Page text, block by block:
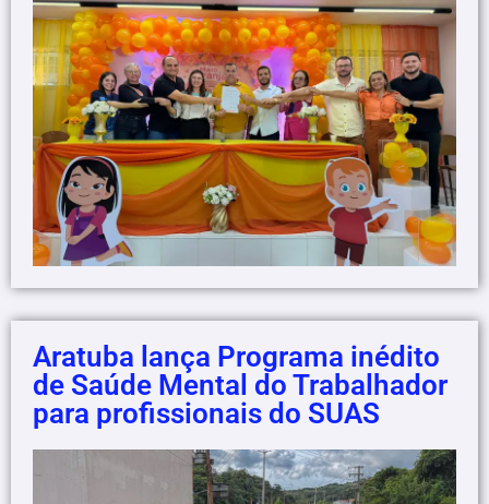
Aratuba lança Programa inédito
de Saúde Mental do Trabalhador
para profissionais do SUAS